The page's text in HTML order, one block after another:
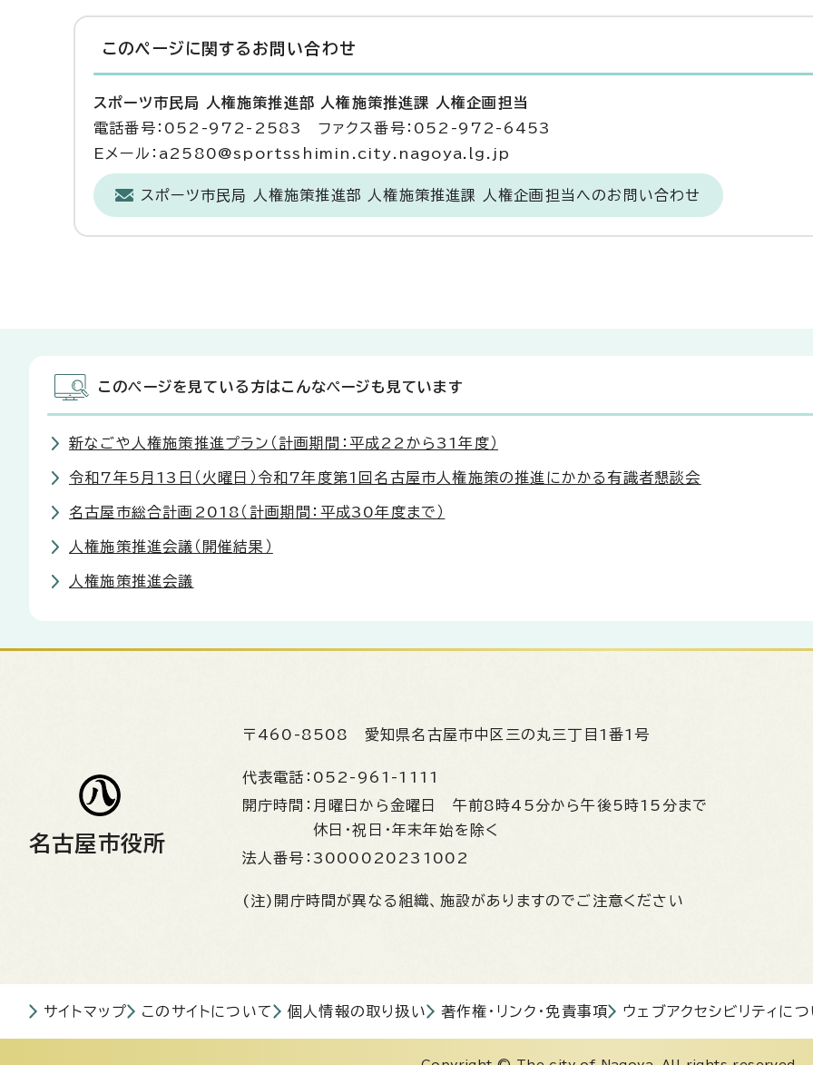
このページに関する お問い合わせ
スポーツ市民局 人権施策推進部 人権施策推進課 人権企画担当
電話番号：052-972-2583 ファクス番号：052-972-6453
Eメール：a2580@sportsshimin.city.nagoya.lg.jp
スポーツ市民局 人権施策推進部 人権施策推進課 人権企画担当へのお問い合わせ
このページを見ている方はこんなページも見ています
新なごや人権施策推進プラン（計画期間：平成22から31年度）
令和7年5月13日（火曜日）令和7年度第1回名古屋市人権施策の推進にかかる有識者懇談会
名古屋市総合計画2018（計画期間：平成30年度まで）
人権施策推進会議（開催結果）
人権施策推進会議
名古屋市役所
〒460-8508 愛知県名古屋市中区三の丸三丁目1番1号
代表電話： 052-961-1111
開庁時間： 月曜日から金曜日 午前8時45分から午後5時15分まで
休日・祝日・年末年始を除く
法人番号： 3000020231002
(注)開庁時間が異なる組織、施設がありますのでご注意ください
サイトマップ このサイトについて 個人情報の取り扱い 著作権・リンク・免責事項 ウェブアクセシビリティにつ